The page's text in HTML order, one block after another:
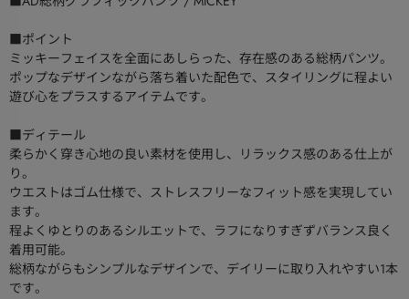
■ポイント
ミッキーフェイスを全面にあしらった、存在感のある総柄パンツ。
ポップなデザインながら落ち着いた配色で、スタイリングに程よい
遊び心をプラスするアイテムです。
■ディテール
柔らかく穿き心地の良い素材を使用し、リラックス感のある仕上が
り。
ウエストはゴム仕様で、ストレスフリーなフィット感を実現してい
ます。
程よくゆとりのあるシルエットで、ラフになりすぎずバランス良く
着用可能。
総柄ながらもシンプルなデザインで、デイリーに取り入れやすい1本
です。